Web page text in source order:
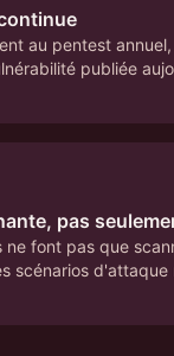
au pentest
publiée
pas
ne font pas que
scénarios d'attaque